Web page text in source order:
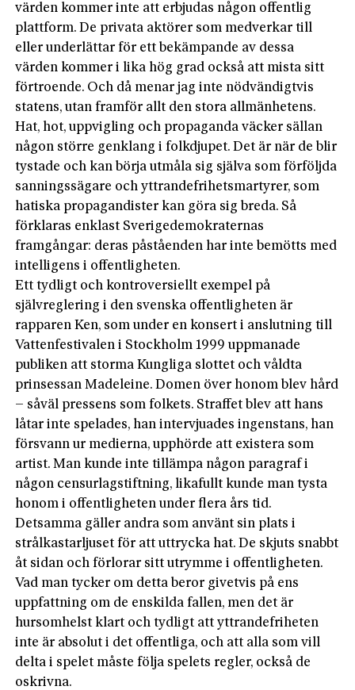
värden kommer inte att erbjudas någon ­offentlig
plattform. De privata aktörer som medverkar till
eller underlättar för ett bekämpande av dessa
värden kommer i lika hög grad också att mista sitt
förtroende. Och då menar jag inte nödvändigtvis
statens, utan framför allt den stora allmänhetens.
Hat, hot, uppvigling och propaganda väcker sällan
någon större genklang i folkdjupet. Det är när de blir
tystade och kan börja utmåla sig själva som förföljda
sanningssägare och yttrandefrihetsmartyrer, som
hatiska propagandister kan göra sig breda. Så
förklaras enklast Sverigedemokraternas
framgångar: deras påståenden har inte bemötts med
intelligens i offentligheten.
Ett tydligt och kontroversiellt exempel på
självreglering i den svenska offentligheten är
rapparen Ken, som under en konsert i anslutning till
Vattenfestivalen i Stockholm 1999 uppmanade
publiken att storma Kungliga slottet och våldta
prinsessan Madeleine. Domen över honom blev hård
– såväl pressens som folkets. Straffet blev att hans
låtar inte spelades, han intervjua­des ingenstans, han
försvann ur medierna, upphörde att existera som
artist. Man kunde inte tillämpa någon paragraf i
någon censurlagstiftning, likafullt kunde man tysta
honom i offentligheten under flera års tid.
Detsamma gäller andra som använt sin plats i
strålkastarljuset för att uttrycka hat. De skjuts snabbt
åt sidan och förlorar sitt utrymme i offentligheten.
Vad man tycker om detta beror givetvis på ens
uppfattning om de enskilda fallen, men det är
hursomhelst klart och tydligt att yttrandefriheten
inte är absolut i det offentliga, och att alla som vill
delta i spelet måste följa spelets regler, också de
oskrivna.